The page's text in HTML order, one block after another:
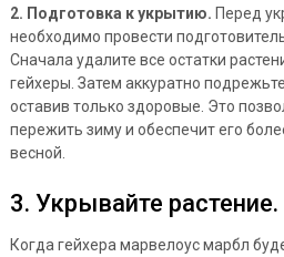
2. Подготовка к укрытию. Перед
необходимо провести
Сначала удалите все остатки
гейхеры. Затем аккуратно
оставив только здоровые. Это
пережить зиму и обеспечит его
весной.
3. Укрывайте растение.
Когда гейхера марвелоус марбл